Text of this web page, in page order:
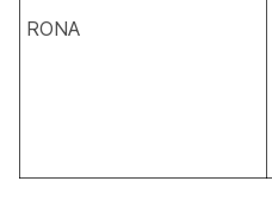
RONA